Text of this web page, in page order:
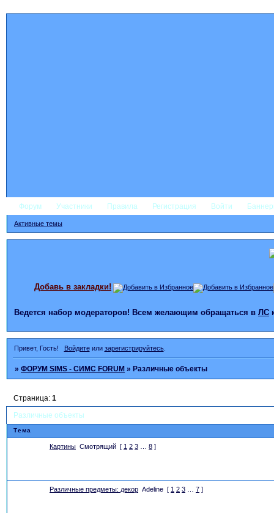
Форум Участники Правила Регистрация Войти
Активные темы
Добавь в закладки!
Ведется набор модераторов! Всем желающим обращаться в ЛС
Привет, Гость! Войдитеили зарегистрируйтесь.
»ФОРУМ SIMS - СИМС FORUM »Различные объекты
Различные объекты
Страница:1
Тема
Картины Смотрящий [ 1 2 3 8 ]
Различные предметы: декор Adeline [ 1 2 3 7 ]